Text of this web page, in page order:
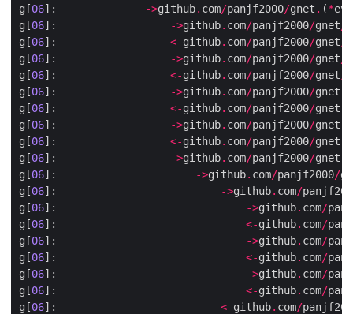
g[06]: ->github. com/panjf2000/gnet . (*
g[06]: ->github. com/panjf2000/gnet/
g[06]: <-github. com/panjf2000/gnet/
g[06]: ->github. com/panjf2000/gnet/
g[06]: <-github. com/panjf2000/gnet/
g[06]: ->github. com/panjf2000/gnet
g[06]: <-github. com/panjf2000/gnet
g[06]: ->github. com/panjf2000/gnet
g[06]: <-github. com/panjf2000/gnet
g[06]: ->github. com/panjf2000/gnet
g[06]: ->github. com/panjf2000/
g[06]: ->github. com/
g[06]: ->github. com/
g[06]: <-github. com/
g[06]: ->github. com/
g[06]: <-github. com/
g[06]: ->github. com/
g[06]: <-github. com/
g[06]: <-github. com/